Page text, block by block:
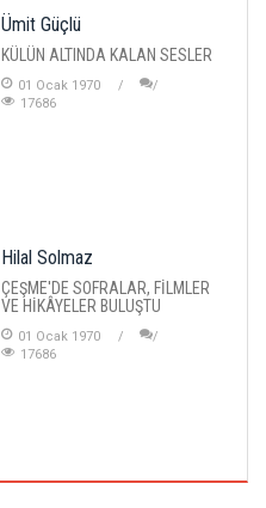
Ümit Güçlü
KÜLÜN ALTINDA KALAN SESLER
01 Ocak 1970
17686
Hilal Solmaz
ÇEŞME'DE SOFRALAR, FİLMLER
VE HİKÂYELER BULUŞTU
01 Ocak 1970
17686